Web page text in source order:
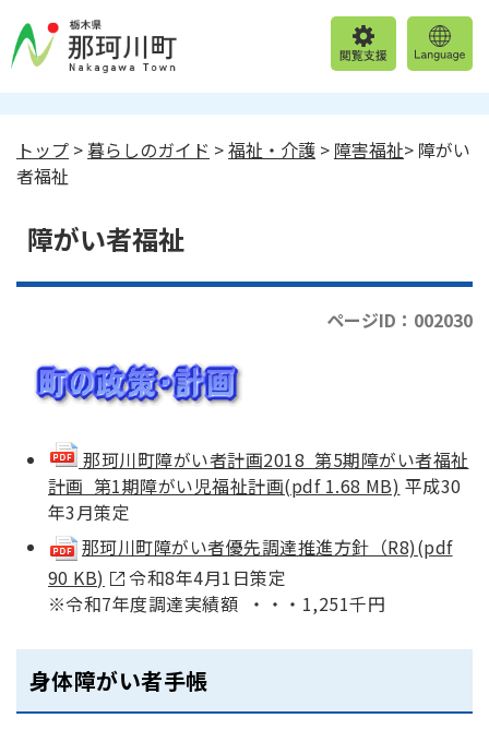
トップ >暮らしのガイド >福祉・介護 > 障害福祉> 障がい
者福祉
障がい者福祉
ページID：002030
那珂川町障がい者計画2018 第5期障がい者福祉
計画 第1期障がい児福祉計画(pdf 1.68 MB) 平成30
年3月策定
那珂川町障がい者優先調達推進方針（R8)(pdf
90 KB)
令和8年4月1日策定
※令和7年度調達実績額 ・・・1,251千円
身体障がい者手帳